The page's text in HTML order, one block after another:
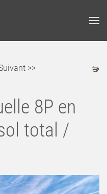
>>
8P en
total /